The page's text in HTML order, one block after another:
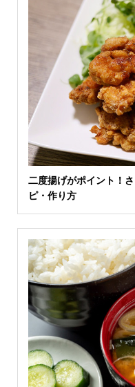
二度揚げがポイント！
ピ・作り方